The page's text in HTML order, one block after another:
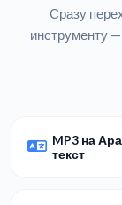
Сразу
инструменту
MP3 на
текст